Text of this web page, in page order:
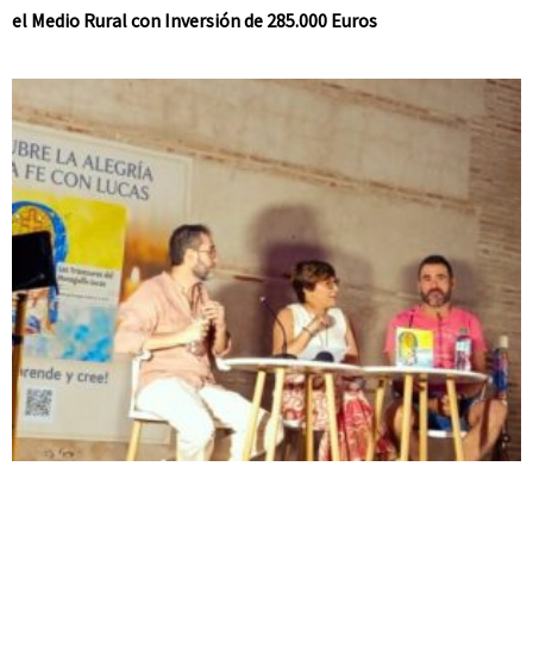
el Medio Rural con Inversión de 285.000 Euros